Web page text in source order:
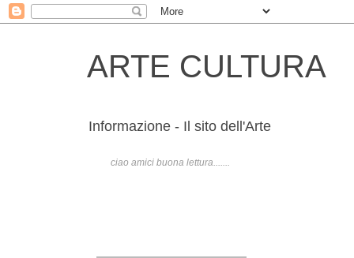
ARTE CULTURA
Informazione - Il sito dell'Arte
ciao amici buona lettura.......